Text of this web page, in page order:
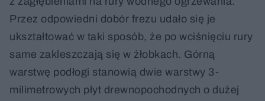
Przez odpowiedni dobór frezu udało się je
ukształtować w taki sposób, że po wciśnięciu rury
same zakleszczają się w żłobkach. Górną
warstwę podłogi stanowią dwie warstwy 3-
milimetrowych płyt drewnopochodnych o dużej